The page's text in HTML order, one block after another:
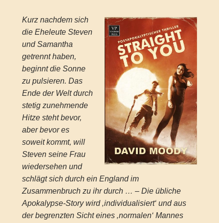
Kurz nachdem sich
die Eheleute Steven
und Samantha
getrennt haben,
beginnt die Sonne
zu pulsieren. Das
Ende der Welt durch
stetig zunehmende
Hitze steht bevor,
aber bevor es
soweit kommt, will
Steven seine Frau
wiedersehen und
schlägt sich durch ein England im
Zusammenbruch zu ihr durch … – Die übliche
Apokalypse-Story wird ‚individualisiert‘ und aus
der begrenzten Sicht eines ‚normalen‘ Mannes